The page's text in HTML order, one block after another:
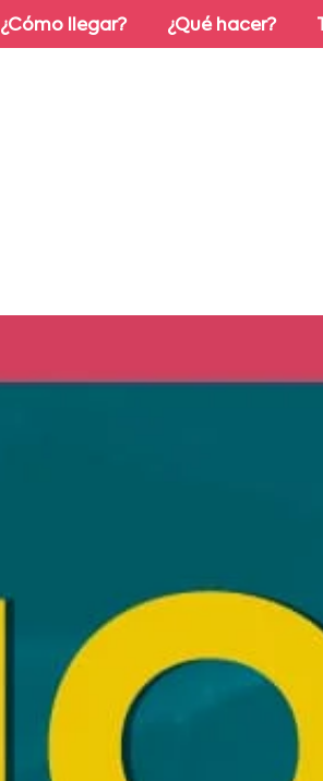
¿Cómo llegar? ¿Qué hacer?